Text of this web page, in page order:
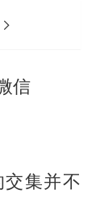
信
集并不